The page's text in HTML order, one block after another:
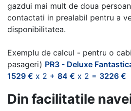
gazdui mai mult de doua
contactati in prealabil pentru a
disponibilitatea.
Exemplu de calcul - pentru o
pasageri) PR3 - Deluxe
1529 € x 2 + 84 € x 2 = 3226 €
Din facilitatile